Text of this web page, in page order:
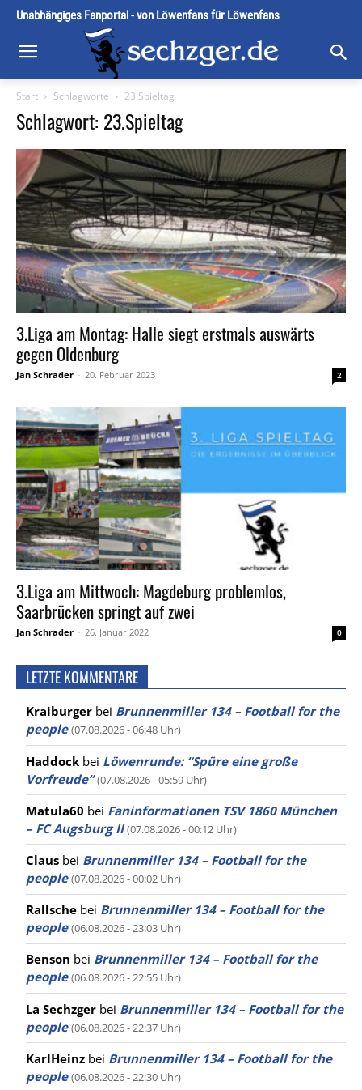
Unabhängiges Fanportal - von Löwenfans für Löwenfans
Start Schlagworte 23.Spieltag
Schlagwort: 23.Spieltag
3.Liga am Montag: Halle siegt erstmals auswärts
gegen Oldenburg
Jan Schrader - 20. Februar 2023 2
3.Liga am Mittwoch: Magdeburg problemlos,
Saarbrücken springt auf zwei
Jan Schrader - 26. Januar 2022 0
LETZTE KOMMENTARE
Kraiburger bei Brunnenmiller 134 – Football for the
people (07.08.2026 - 06:48 Uhr)
Haddock bei Löwenrunde: “Spüre eine große
Vorfreude” (07.08.2026 - 05:59 Uhr)
Matula60 bei Faninformationen TSV 1860 München
– FC Augsburg II (07.08.2026 - 00:12 Uhr)
Claus bei Brunnenmiller 134 – Football for the
people (07.08.2026 - 00:02 Uhr)
Rallsche bei Brunnenmiller 134 – Football for the
people (06.08.2026 - 23:03 Uhr)
Benson bei Brunnenmiller 134 – Football for the
people (06.08.2026 - 22:55 Uhr)
La Sechzger bei Brunnenmiller 134 – Football for the
people (06.08.2026 - 22:37 Uhr)
KarlHeinz bei Brunnenmiller 134 – Football for the
people (06.08.2026 - 22:30 Uhr)